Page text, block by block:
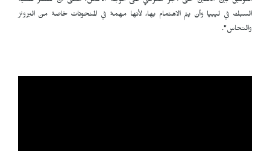
السبك في ليبيا وأن يتم الاهتمام بها، لأنها مهمة في المنحوتات خاصة من البرونز
والنحاس".